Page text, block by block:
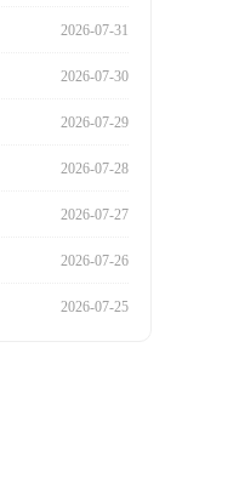
2026-07-31
2026-07-30
2026-07-29
2026-07-28
2026-07-27
2026-07-26
2026-07-25